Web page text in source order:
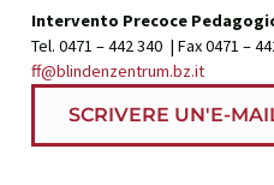
Intervento Precoce
Tel. 0471 – 442 340 | Fax 0471 –
ff@blindenzentrum.bz.it
SCRIVERE UN'E-